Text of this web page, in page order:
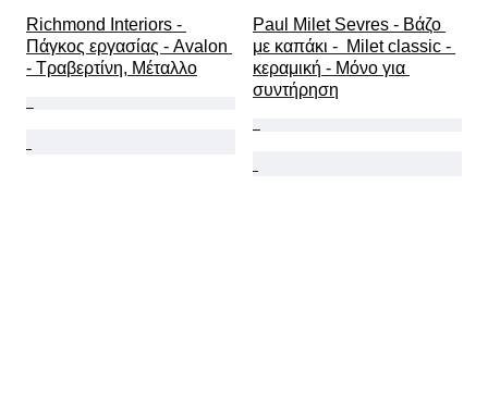
Richmond Interiors -
Πάγκος εργασίας - Avalon
- Τραβερτίνη, Μέταλλο
Paul Milet Sevres - Βάζο
με καπάκι -  Milet classic -
κεραμική - Μόνο για
συντήρηση